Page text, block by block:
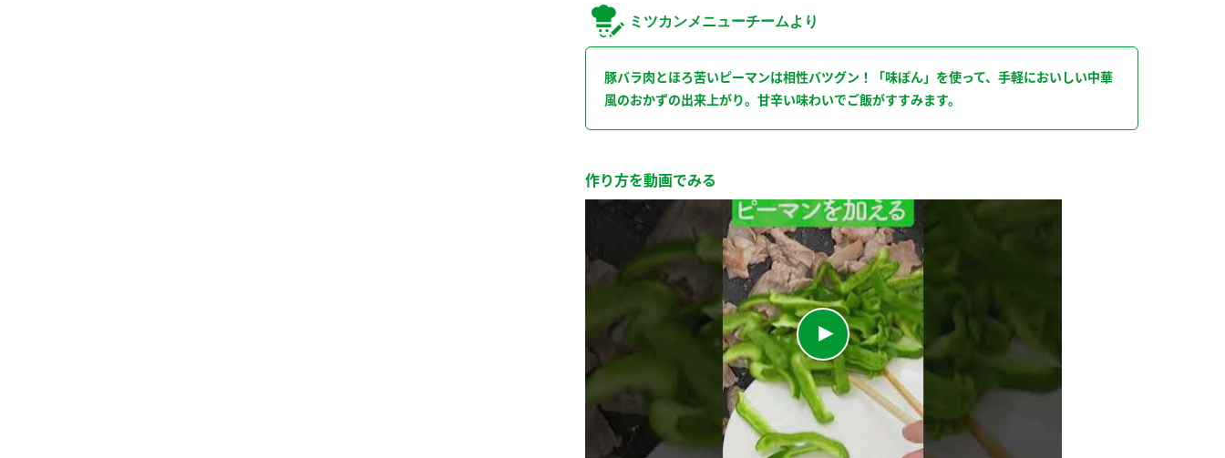
ミツカンメニューチームより
豚バラ肉とほろ苦いピーマンは相性バツグン！「味ぽん」を使って、手軽においしい中華
風のおかずの出来上がり。甘辛い味わいでご飯がすすみます。
作り方を動画でみる